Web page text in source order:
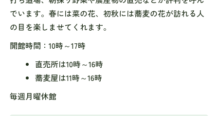
でいます。春には菜の花、初秋には蕎麦の花が訪れる人
の目を楽しませてくれます。
開館時間：10時～17時
直売所は10時～16時
蕎麦屋は11時～16時
毎週月曜休館